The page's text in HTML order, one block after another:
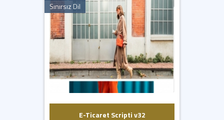
Sınırsız Dil
E-Ticaret Scripti v32